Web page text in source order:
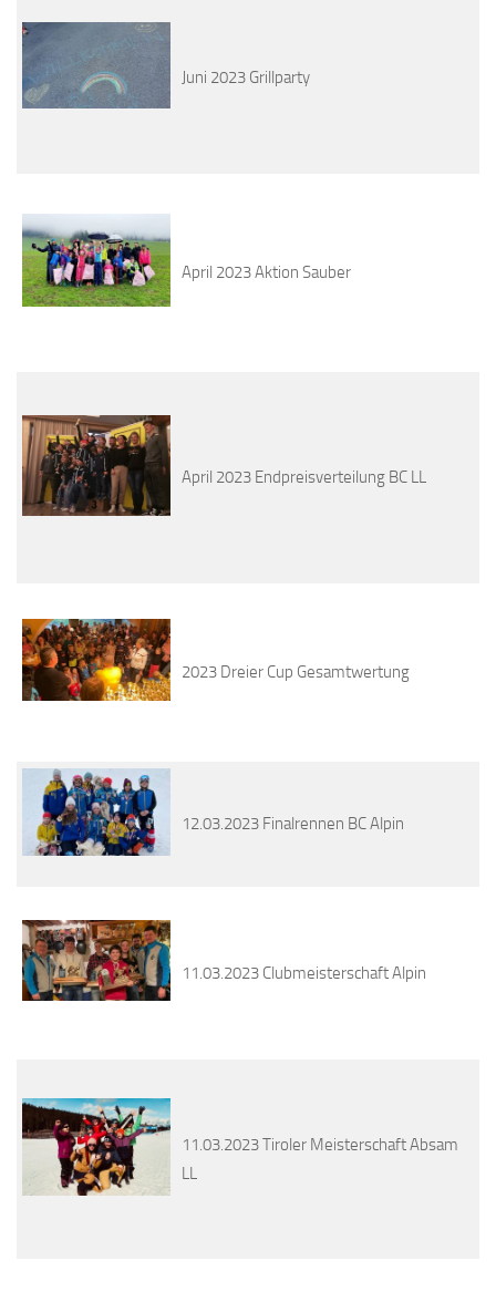
Juni 2023 Grillparty
April 2023 Aktion Sauber
April 2023 Endpreisverteilung BC LL
2023 Dreier Cup Gesamtwertung
12.03.2023 Finalrennen BC Alpin
11.03.2023 Clubmeisterschaft Alpin
11.03.2023 Tiroler Meisterschaft Absam
LL